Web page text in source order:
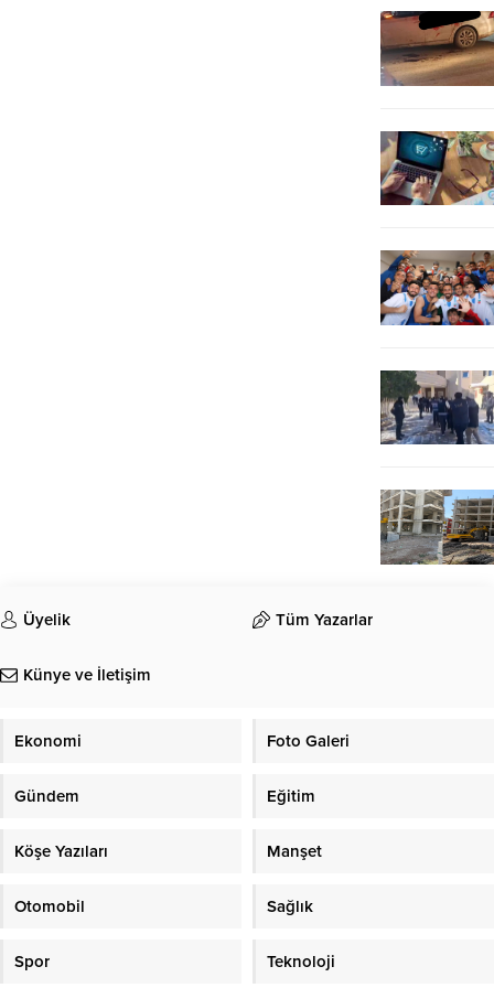
Üyelik Tüm Yazarlar
Künye ve İletişim
Ekonomi Foto Galeri
Gündem Eğitim
Köşe Yazıları Manşet
Otomobil Sağlık
Spor Teknoloji